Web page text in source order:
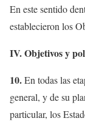
En este sentido
establecieron los
IV. Objetivos y
10.En todas las
general, y de su
particular, los